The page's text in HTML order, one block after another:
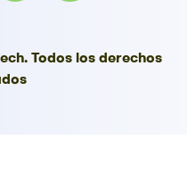
Todos los derechos